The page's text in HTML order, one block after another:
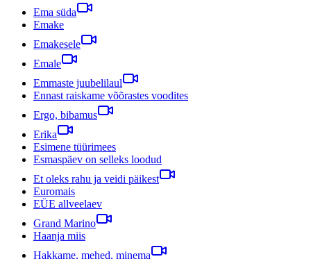
Ema süda
Emake
Emakesele
Emale
Emmaste juubelilaul
Ennast raiskame võõrastes voodites
Ergo, bibamus
Erika
Esimene tüürimees
Esmaspäev on selleks loodud
Et oleks rahu ja veidi päikest
Euromais
EÜE allveelaev
Grand Marino
Haanja miis
Hakkame, mehed, minema